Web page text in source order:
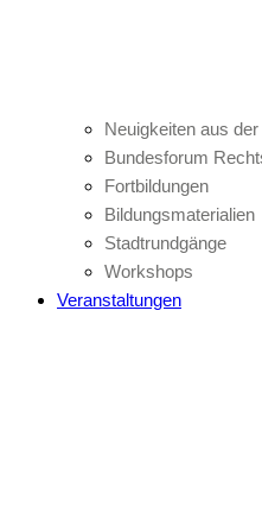
Neuigkeiten aus
Bundesforum
Fortbildungen
Bildungsmaterialien
Stadtrundgänge
Workshops
Veranstaltungen